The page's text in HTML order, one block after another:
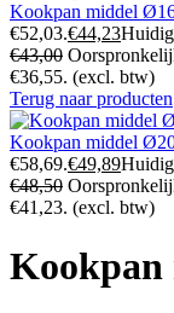
Kookpan middel
€52,03.€44,23
€43,00
€36,55. (excl. btw)
Terug naar producten
Kookpan middel
€58,69.€49,89
€48,50
€41,23. (excl. btw)